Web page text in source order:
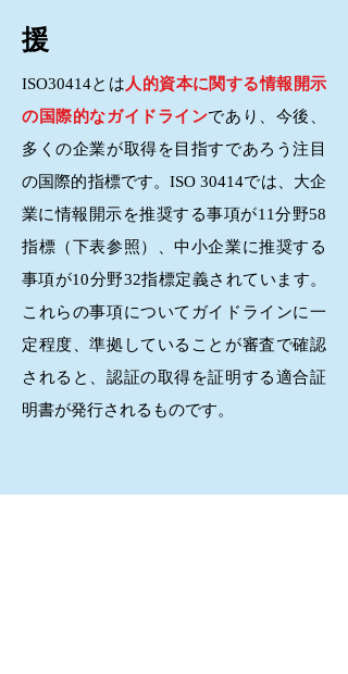
援
ISO30414とは 人的資本に関する情報開示
の国際的なガイドラインであり、今後、
多くの企業が取得を目指すであろう注目
の国際的指標です。ISO 30414では、大企
業に情報開示を推奨する事項が11分野58
指標（下表参照）、中小企業に推奨する
事項が10分野32指標定義されています。
これらの事項についてガイドラインに一
定程度、準拠していることが審査で確認
されると、認証の取得を証明する適合証
明書が発行されるものです。